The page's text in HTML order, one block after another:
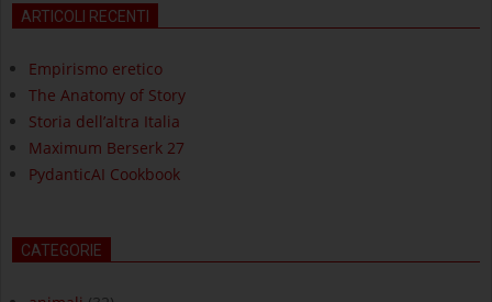
ARTICOLI RECENTI
Empirismo eretico
The Anatomy of Story
Storia dell’altra Italia
Maximum Berserk 27
PydanticAI Cookbook
CATEGORIE